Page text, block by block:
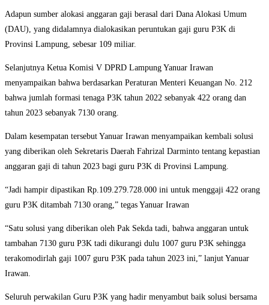
Adapun sumber alokasi anggaran gaji berasal dari Dana Alokasi Umum
(DAU), yang didalamnya dialokasikan peruntukan gaji guru P3K di
Provinsi Lampung, sebesar 109 miliar.
Selanjutnya Ketua Komisi V DPRD Lampung Yanuar Irawan
menyampaikan bahwa berdasarkan Peraturan Menteri Keuangan No. 212
bahwa jumlah formasi tenaga P3K tahun 2022 sebanyak 422 orang dan
tahun 2023 sebanyak 7130 orang.
Dalam kesempatan tersebut Yanuar Irawan menyampaikan kembali solusi
yang diberikan oleh Sekretaris Daerah Fahrizal Darminto tentang kepastian
anggaran gaji di tahun 2023 bagi guru P3K di Provinsi Lampung.
“Jadi hampir dipastikan Rp.109.279.728.000 ini untuk menggaji 422 orang
guru P3K ditambah 7130 orang,” tegas Yanuar Irawan
“Satu solusi yang diberikan oleh Pak Sekda tadi, bahwa anggaran untuk
tambahan 7130 guru P3K tadi dikurangi dulu 1007 guru P3K sehingga
terakomodirlah gaji 1007 guru P3K pada tahun 2023 ini,” lanjut Yanuar
Irawan.
Seluruh perwakilan Guru P3K yang hadir menyambut baik solusi bersama